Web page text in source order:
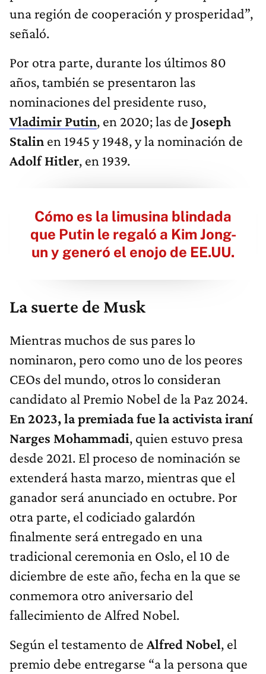
una región de cooperación y prosperidad”,
señaló.
Por otra parte, durante los últimos 80
años, también se presentaron las
nominaciones del presidente ruso,
Vladimir Putin, en 2020; las de Joseph
Stalin en 1945 y 1948, y la nominación de
Adolf Hitler, en 1939.
Cómo es la limusina blindada
que Putin le regaló a Kim Jong-
un y generó el enojo de EE.UU.
La suerte de Musk
Mientras muchos de sus pares lo
nominaron, pero como uno de los peores
CEOs del mundo, otros lo consideran
candidato al Premio Nobel de la Paz 2024.
En 2023, la premiada fue la activista iraní
Narges Mohammadi, quien estuvo presa
desde 2021. El proceso de nominación se
extenderá hasta marzo, mientras que el
ganador será anunciado en octubre. Por
otra parte, el codiciado galardón
finalmente será entregado en una
tradicional ceremonia en Oslo, el 10 de
diciembre de este año, fecha en la que se
conmemora otro aniversario del
fallecimiento de Alfred Nobel.
Según el testamento de Alfred Nobel, el
premio debe entregarse “a la persona que